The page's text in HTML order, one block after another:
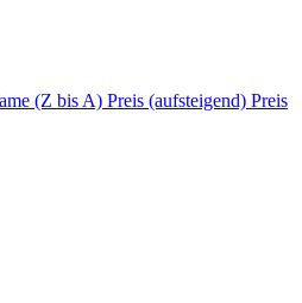
(Z bis A) Preis (aufsteigend) Preis